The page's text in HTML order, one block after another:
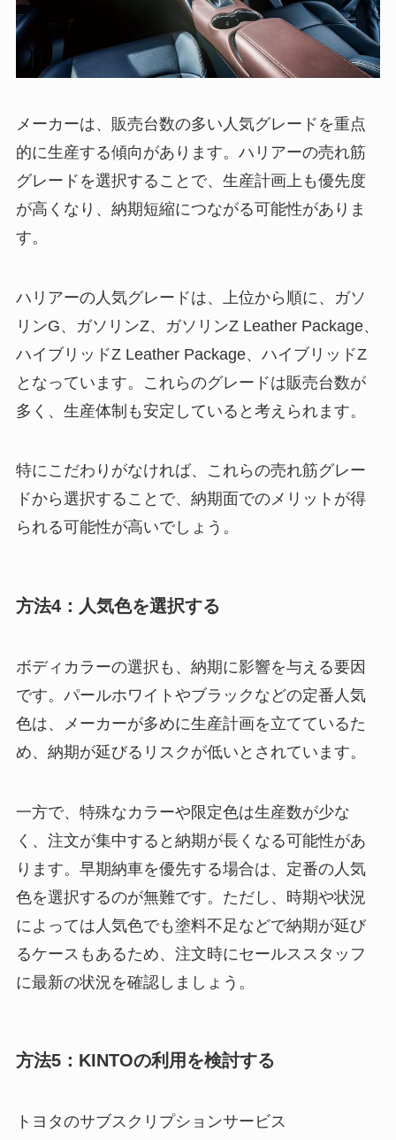
メーカーは、販売台数の多い人気グレードを重点
的に生産する傾向があります。ハリアーの売れ筋
グレードを選択することで、生産計画上も優先度
が高くなり、納期短縮につながる可能性がありま
す。
ハリアーの人気グレードは、上位から順に、ガソ
リンG、ガソリンZ、ガソリンZ Leather Package、
ハイブリッドZ Leather Package、ハイブリッドZ
となっています。これらのグレードは販売台数が
多く、生産体制も安定していると考えられます。
特にこだわりがなければ、これらの売れ筋グレー
ドから選択することで、納期面でのメリットが得
られる可能性が高いでしょう。
方法4：人気色を選択する
ボディカラーの選択も、納期に影響を与える要因
です。パールホワイトやブラックなどの定番人気
色は、メーカーが多めに生産計画を立てているた
め、納期が延びるリスクが低いとされています。
一方で、特殊なカラーや限定色は生産数が少な
く、注文が集中すると納期が長くなる可能性があ
ります。早期納車を優先する場合は、定番の人気
色を選択するのが無難です。ただし、時期や状況
によっては人気色でも塗料不足などで納期が延び
るケースもあるため、注文時にセールススタッフ
に最新の状況を確認しましょう。
方法5：KINTOの利用を検討する
トヨタのサブスクリプションサービス